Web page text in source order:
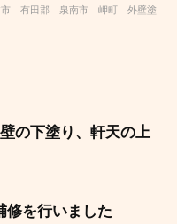
市 有田郡 泉南市 岬町 外壁塗
の下塗り、軒天の上
修を行いました